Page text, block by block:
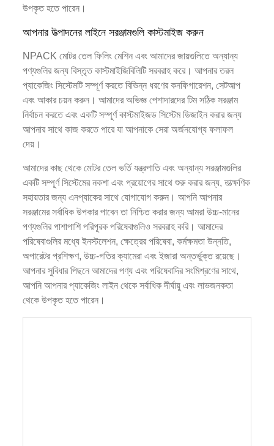
উপকৃত হতে পারেন।
আপনার উত্পাদনের লাইনে সরঞ্জামগুলি কাস্টমাইজ করুন
NPACK মোটর তেল ফিলিং মেশিন এবং আমাদের জায়গুলিতে অন্যান্য
পণ্যগুলির জন্য বিস্তৃত কাস্টমাইজিবিলিটি সরবরাহ করে। আপনার তরল
প্যাকেজিং সিস্টেমটি সম্পূর্ণ করতে বিভিন্ন ধরণের কনফিগারেশন, সেটআপ
এবং আকার চয়ন করুন। আমাদের অভিজ্ঞ পেশাদারদের টিম সঠিক সরঞ্জাম
নির্বাচন করতে এবং একটি সম্পূর্ণ কাস্টমাইজড সিস্টেম ডিজাইন করার জন্য
আপনার সাথে কাজ করতে পারে যা আপনাকে সেরা অর্জনযোগ্য ফলাফল
দেয়।
আমাদের কাছ থেকে মোটর তেল ভর্তি যন্ত্রপাতি এবং অন্যান্য সরঞ্জামগুলির
একটি সম্পূর্ণ সিস্টেমের নকশা এবং প্রয়োগের সাথে শুরু করার জন্য, তাত্ক্ষণিক
সহায়তার জন্য এনপ্যাকের সাথে যোগাযোগ করুন। আপনি আপনার
সরঞ্জামের সর্বাধিক উপকার পাবেন তা নিশ্চিত করার জন্য আমরা উচ্চ-মানের
পণ্যগুলির পাশাপাশি পরিপূরক পরিষেবাগুলিও সরবরাহ করি। আমাদের
পরিষেবাগুলির মধ্যে ইনস্টলেশন, ক্ষেত্রের পরিষেবা, কর্মক্ষমতা উন্নতি,
অপারেটর প্রশিক্ষণ, উচ্চ-গতির ক্যামেরা এবং ইজারা অন্তর্ভুক্ত রয়েছে।
আপনার সুবিধার পিছনে আমাদের পণ্য এবং পরিষেবাদির সংমিশ্রণের সাথে,
আপনি আপনার প্যাকেজিং লাইন থেকে সর্বাধিক দীর্ঘায়ু এবং লাভজনকতা
থেকে উপকৃত হতে পারেন।